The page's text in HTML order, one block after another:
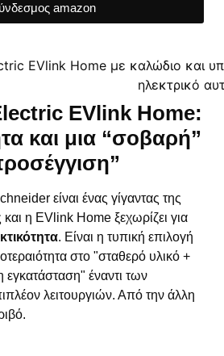
amazon
EVlink Home:
και μια “σοβαρή”
είναι ένας γίγαντας της
και η EVlink Home ξεχωρίζει για
. Είναι η τυπική επιλογή
στο "σταθερό υλικό +
εγκατάσταση" έναντι των
λειτουργιών. Από την άλλη